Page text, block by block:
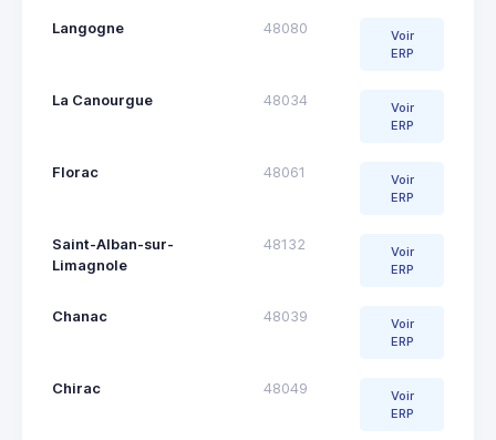
Langogne 48080
Voir
ERP
La Canourgue 48034
Voir
ERP
Florac 48061
Voir
ERP
Saint-Alban-sur-
Limagnole
48132
Voir
ERP
Chanac 48039
Voir
ERP
Chirac 48049
Voir
ERP